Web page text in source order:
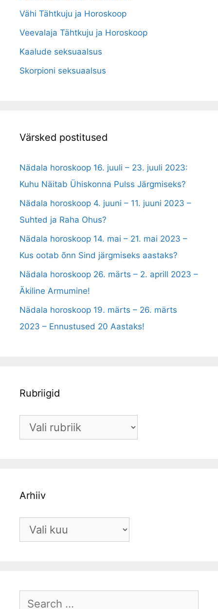
Vähi Tähtkuju ja Horoskoop
Veevalaja Tähtkuju ja Horoskoop
Kaalude seksuaalsus
Skorpioni seksuaalsus
Värsked postitused
Nädala horoskoop 16. juuli – 23. juuli 2023:
Kuhu Näitab Ühiskonna Pulss Järgmiseks?
Nädala horoskoop 4. juuni – 11. juuni 2023 –
Suhted ja Raha Ohus?
Nädala horoskoop 14. mai – 21. mai 2023 –
Kus ootab õnn Sind järgmiseks aastaks?
Nädala horoskoop 26. märts – 2. aprill 2023 –
Äkiline Armumine!
Nädala horoskoop 19. märts – 26. märts
2023 – Ennustused 20 Aastaks!
Rubriigid
Arhiiv